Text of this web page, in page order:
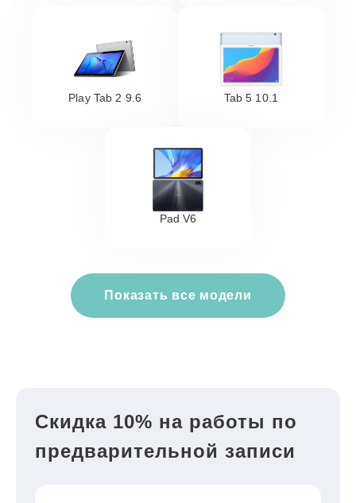
Play Tab 2 9.6 Tab 5 10.1
Pad V6
Показать все модели
Скидка 10% на работы по
предварительной записи